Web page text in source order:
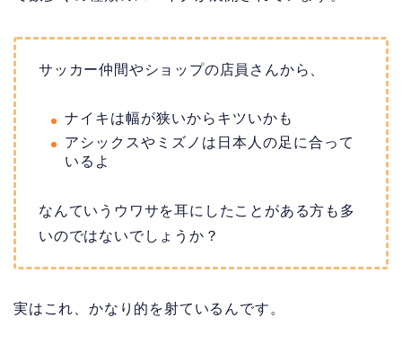
サッカー仲間やショップの店員さんから、
ナイキは幅が狭いからキツいかも
アシックスやミズノは日本人の足に合って
いるよ
なんていうウワサを耳にしたことがある方も多
いのではないでしょうか？
実はこれ、かなり的を射ているんです。